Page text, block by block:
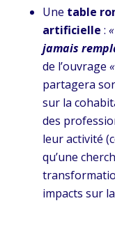
Une table
artificielle : «
jamais
de l’ouvrage
partagera
sur la
des
leur activité
qu’une
impacts sur